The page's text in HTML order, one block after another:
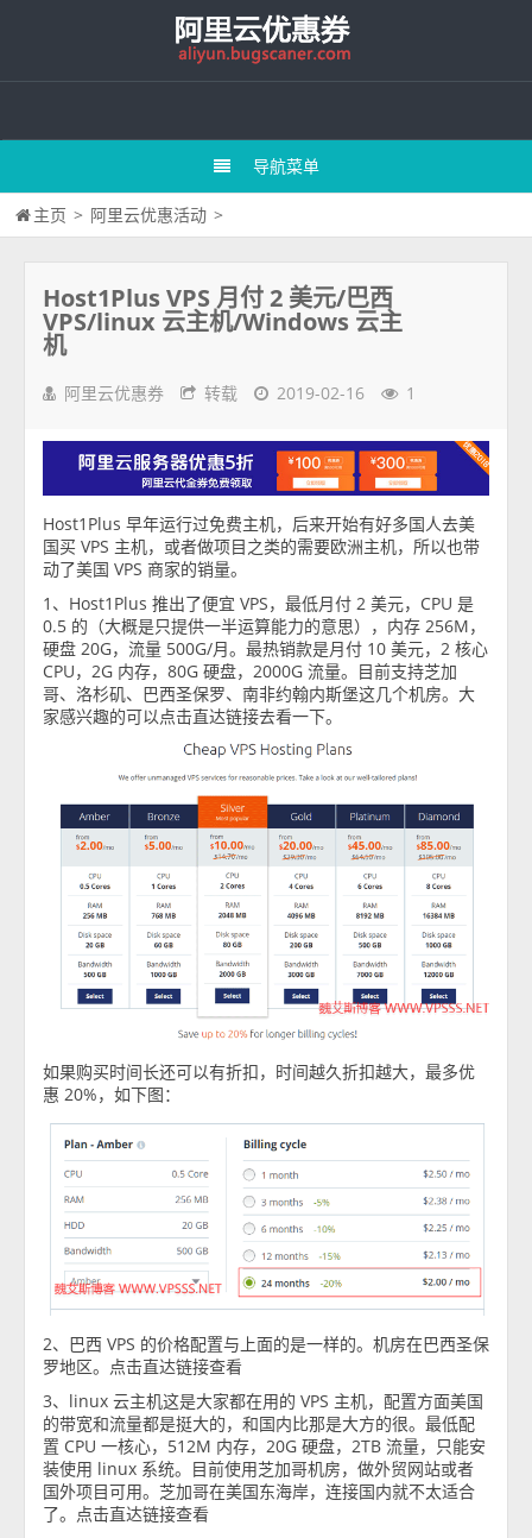
导航菜单
主页 > 阿里云优惠活动 >
Host1Plus VPS 月付 2 美元/巴西
VPS/linux 云主机/Windows 云主
机
阿里云优惠券 转载 2019-02-16 1
Host1Plus 早年运行过免费主机，后来开始有好多国人去美
国买 VPS 主机，或者做项目之类的需要欧洲主机，所以也带
动了美国 VPS 商家的销量。
1、Host1Plus 推出了便宜 VPS，最低月付 2 美元，CPU 是
0.5 的（大概是只提供一半运算能力的意思），内存 256M，
硬盘 20G，流量 500G/月。最热销款是月付 10 美元，2 核心
CPU，2G 内存，80G 硬盘，2000G 流量。目前支持芝加
哥、洛杉矶、巴西圣保罗、南非约翰内斯堡这几个机房。大
家感兴趣的可以点击直达链接去看一下。
如果购买时间长还可以有折扣，时间越久折扣越大，最多优
惠 20%，如下图：
2、巴西 VPS 的价格配置与上面的是一样的。机房在巴西圣保
罗地区。点击直达链接查看
3、linux 云主机这是大家都在用的 VPS 主机，配置方面美国
的带宽和流量都是挺大的，和国内比那是大方的很。最低配
置 CPU 一核心，512M 内存，20G 硬盘，2TB 流量，只能安
装使用 linux 系统。目前使用芝加哥机房，做外贸网站或者
国外项目可用。芝加哥在美国东海岸，连接国内就不太适合
了。点击直达链接查看